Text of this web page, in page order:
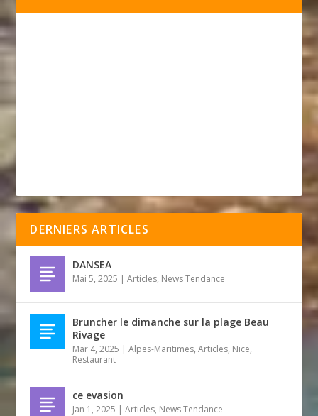
DERNIERS ARTICLES
DANSEA
Mai 5, 2025 |Articles, News Tendance
Bruncher le dimanche sur la plage Beau
Rivage
Mar 4, 2025 |Alpes-Maritimes,Articles, Nice,
Restaurant
ce evasion
Jan 1, 2025 |Articles, News Tendance